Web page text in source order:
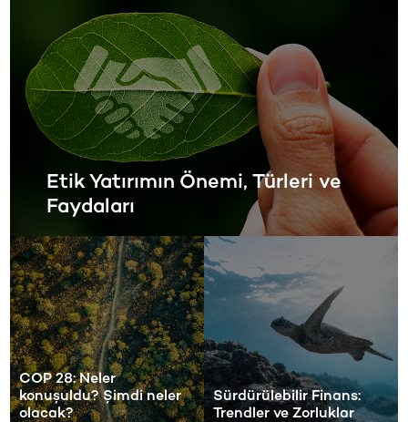
Etik Yatırımın Önemi, Türleri ve
Faydaları
COP 28: Neler
konuşuldu? Şimdi neler
olacak?
Sürdürülebilir Finans:
Trendler ve Zorluklar